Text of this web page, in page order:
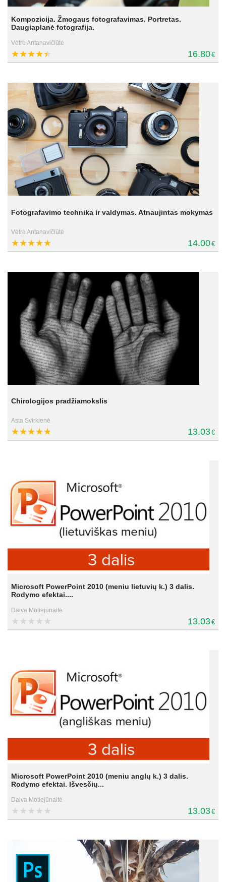
Kompozicija. Žmogaus fotografavimas. Portretas.
Daugiaplanė fotografija.
Vėtrė Antanavičiūtė
16.80€
Fotografavimo technika ir valdymas. Atnaujintas mokymas
Vėtrė Antanavičiūtė
14.00€
Chirologijos pradžiamokslis
Asta Svirkienė
13.03€
Microsoft PowerPoint 2010 (meniu lietuvių k.) 3 dalis.
Rodymo efektai....
Daiva Motiejūnaitė
13.03€
Microsoft PowerPoint 2010 (meniu anglų k.) 3 dalis.
Rodymo efektai. Išvesčių...
Daiva Motiejūnaitė
13.03€